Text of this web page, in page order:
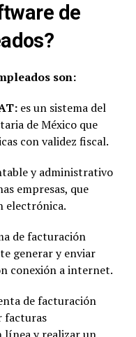
de
son:
es un sistema del
de México que
con validez fiscal.
y administrativo
empresas, que
electrónica.
de facturación
generar y enviar
conexión a internet.
de facturación
facturas